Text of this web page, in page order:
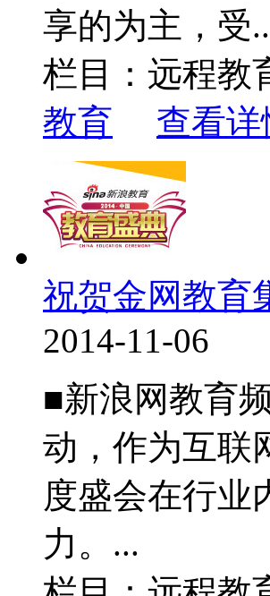
享的为主，受
栏目：远程
教育
查看详
祝贺金网教育
2014-11-06
■新浪网教育
动，作为互联
度盛会在行业
力。...